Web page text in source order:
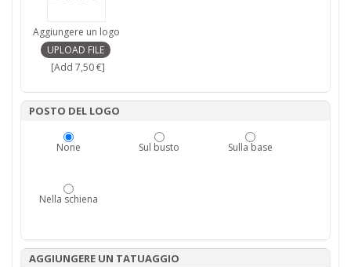
Aggiungere un logo
[Add 7,50 €]
POSTO DEL LOGO
None Sul busto Sulla base
Nella schiena
AGGIUNGERE UN TATUAGGIO